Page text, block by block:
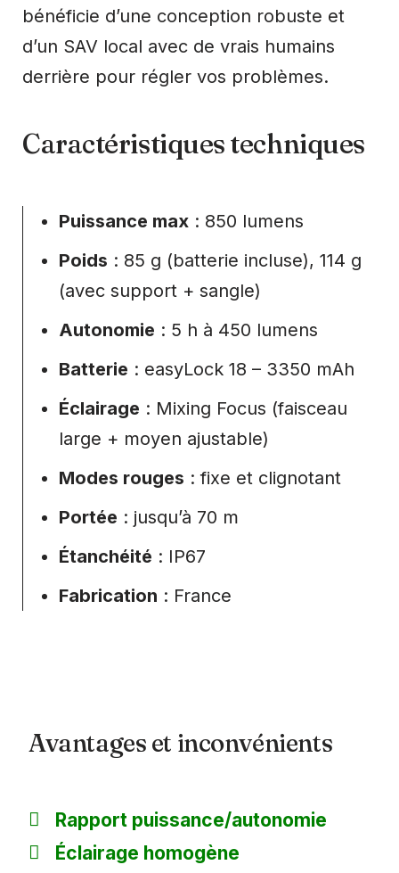
bénéficie d’une conception robuste et
d’un SAV local avec de vrais humains
derrière pour régler vos problèmes.
Caractéristiques techniques
Puissance max : 850 lumens
Poids : 85 g (batterie incluse), 114 g
(avec support + sangle)
Autonomie : 5 h à 450 lumens
Batterie : easyLock 18 – 3350 mAh
Éclairage : Mixing Focus (faisceau
large + moyen ajustable)
Modes rouges : fixe et clignotant
Portée : jusqu’à 70 m
Étanchéité : IP67
Fabrication : France
Avantages et inconvénients
Rapport puissance/autonomie
Éclairage homogène